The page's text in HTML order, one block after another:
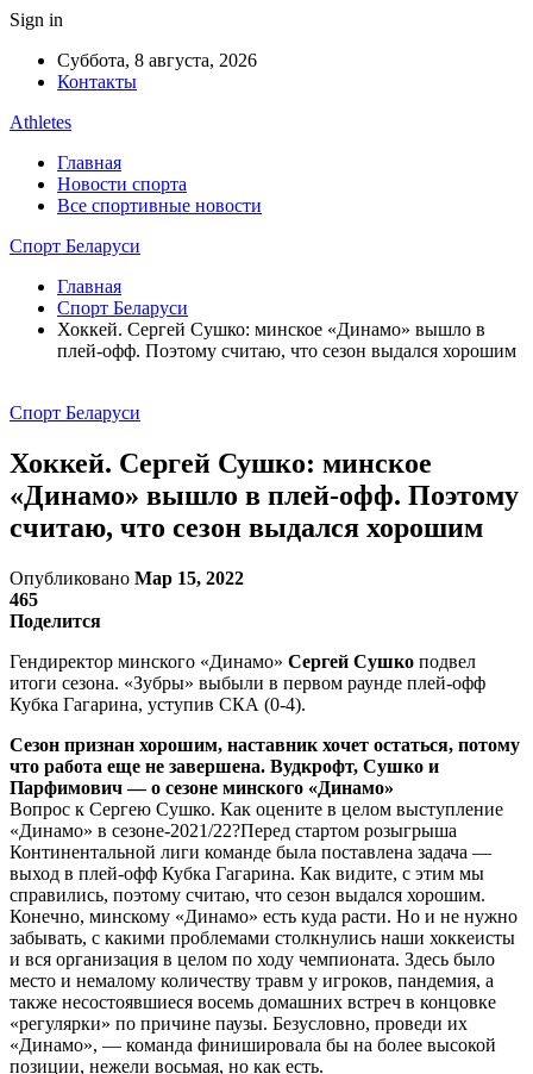
Sign in
Суббота, 8 августа, 2026
Контакты
Athletes
Главная
Новости спорта
Все спортивные новости
Спорт Беларуси
Главная
Спорт Беларуси
Хоккей. Сергей Сушко: минское «Динамо» вышло в
плей-офф. Поэтому считаю, что сезон выдался хорошим
Спорт Беларуси
Хоккей. Сергей Сушко: минское
«Динамо» вышло в плей-офф. Поэтому
считаю, что сезон выдался хорошим
Опубликовано Мар 15, 2022
465
Поделится
Гендиректор минского «Динамо» Сергей Сушко подвел
итоги сезона. «Зубры» выбыли в первом раунде плей-офф
Кубка Гагарина, уступив СКА (0-4).
Сезон признан хорошим, наставник хочет остаться, потому
что работа еще не завершена. Вудкрофт, Сушко и
Парфимович — о сезоне минского «Динамо»
Вопрос к Сергею Сушко. Как оцените в целом выступление
«Динамо» в сезоне-2021/22?Перед стартом розыгрыша
Континентальной лиги команде была поставлена задача —
выход в плей-офф Кубка Гагарина. Как видите, с этим мы
справились, поэтому считаю, что сезон выдался хорошим.
Конечно, минскому «Динамо» есть куда расти. Но и не нужно
забывать, с какими проблемами столкнулись наши хоккеисты
и вся организация в целом по ходу чемпионата. Здесь было
место и немалому количеству травм у игроков, пандемия, а
также несостоявшиеся восемь домашних встреч в концовке
«регулярки» по причине паузы. Безусловно, проведи их
«Динамо», — команда финишировала бы на более высокой
позиции, нежели восьмая, но как есть.